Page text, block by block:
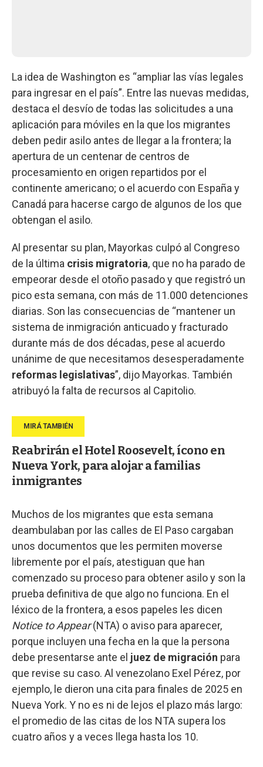
La idea de Washington es “ampliar las vías legales
para ingresar en el país”. Entre las nuevas medidas,
destaca el desvío de todas las solicitudes a una
aplicación para móviles en la que los migrantes
deben pedir asilo antes de llegar a la frontera; la
apertura de un centenar de centros de
procesamiento en origen repartidos por el
continente americano; o el acuerdo con España y
Canadá para hacerse cargo de algunos de los que
obtengan el asilo.
Al presentar su plan, Mayorkas culpó al Congreso
de la última crisis migratoria, que no ha parado de
empeorar desde el otoño pasado y que registró un
pico esta semana, con más de 11.000 detenciones
diarias. Son las consecuencias de “mantener un
sistema de inmigración anticuado y fracturado
durante más de dos décadas, pese al acuerdo
unánime de que necesitamos desesperadamente
reformas legislativas”, dijo Mayorkas. También
atribuyó la falta de recursos al Capitolio.
Reabrirán el Hotel Roosevelt, ícono en
Nueva York, para alojar a familias
inmigrantes
Muchos de los migrantes que esta semana
deambulaban por las calles de El Paso cargaban
unos documentos que les permiten moverse
libremente por el país, atestiguan que han
comenzado su proceso para obtener asilo y son la
prueba definitiva de que algo no funciona. En el
léxico de la frontera, a esos papeles les dicen
Notice to Appear(NTA) o aviso para aparecer,
porque incluyen una fecha en la que la persona
debe presentarse ante el juez de migración para
que revise su caso. Al venezolano Exel Pérez, por
ejemplo, le dieron una cita para finales de 2025 en
Nueva York. Y no es ni de lejos el plazo más largo:
el promedio de las citas de los NTA supera los
cuatro años y a veces llega hasta los 10.